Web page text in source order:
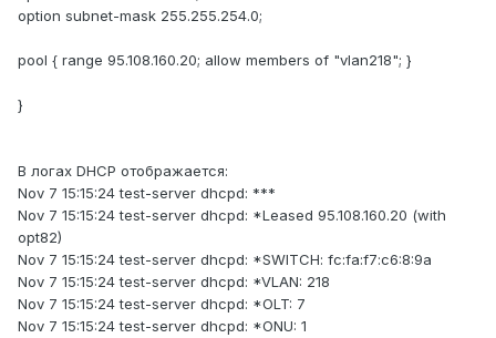
option subnet-mask 255.255.254.0;
pool { range 95.108.160.20; allow members of "vlan218"; }
}
В логах DHCP отображается:
Nov 7 15:15:24 test-server dhcpd: ***
Nov 7 15:15:24 test-server dhcpd: *Leased 95.108.160.20 (with
opt82)
Nov 7 15:15:24 test-server dhcpd: *SWITCH: fc:fa:f7:c6:8:9a
Nov 7 15:15:24 test-server dhcpd: *VLAN: 218
Nov 7 15:15:24 test-server dhcpd: *OLT: 7
Nov 7 15:15:24 test-server dhcpd: *ONU: 1